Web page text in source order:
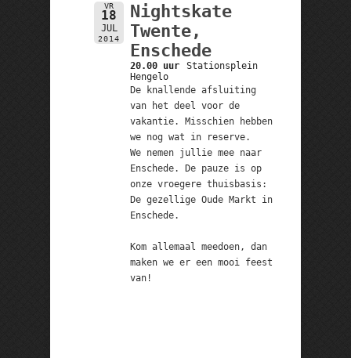
VR
18
JUL
2014
Nightskate
Twente,
Enschede
20.00 uur
Stationsplein
Hengelo
De knallende afsluiting
van het deel voor de
vakantie. Misschien hebben
we nog wat in reserve.
We nemen jullie mee naar
Enschede. De pauze is op
onze vroegere thuisbasis:
De gezellige Oude Markt in
Enschede.
Kom allemaal meedoen, dan
maken we er een mooi feest
van!